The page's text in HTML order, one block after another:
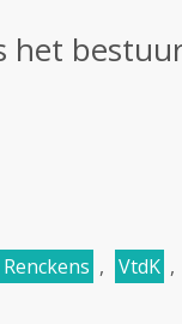
het
, VtdK ,